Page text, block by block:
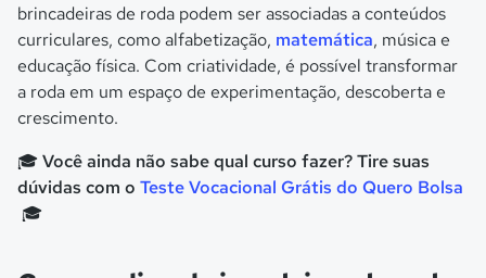
brincadeiras de roda podem ser associadas a conteúdos
curriculares, como alfabetização, matemática, música e
educação física. Com criatividade, é possível transformar
a roda em um espaço de experimentação, descoberta e
crescimento.
🎓 Você ainda não sabe qual curso fazer? Tire suas
dúvidas com o Teste Vocacional Grátis do Quero Bolsa
🎓